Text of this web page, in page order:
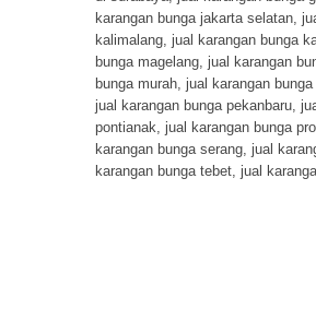
karangan bunga jakarta selatan,
kalimalang, jual karangan bunga
bunga magelang, jual karangan
bunga murah, jual karangan
jual karangan bunga pekanbaru,
pontianak, jual karangan bunga
karangan bunga serang, jual
karangan bunga tebet, jual